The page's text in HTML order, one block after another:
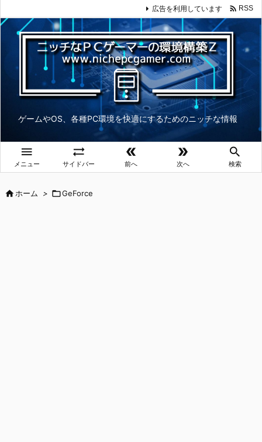
ゲームやOS、各種PC環境を快適にするためのニッチな情報

メニュー

サイドバー

前へ

次へ

検索
広告を利用しています  RSS
ホーム > GeForce